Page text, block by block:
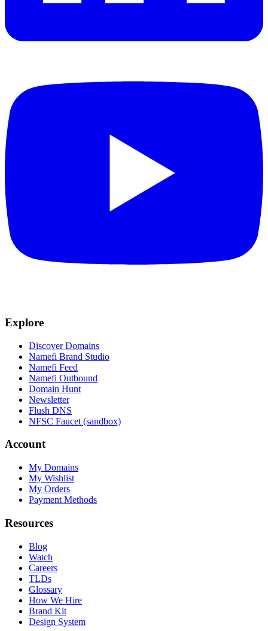
Explore
Discover Domains
Namefi Brand Studio
Namefi Feed
Namefi Outbound
Domain Hunt
Newsletter
Flush DNS
NFSC Faucet (sandbox)
Account
My Domains
My Wishlist
My Orders
Payment Methods
Resources
Blog
Watch
Careers
TLDs
Glossary
How We Hire
Brand Kit
Design System